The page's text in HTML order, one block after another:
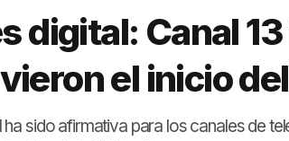
digital: Canal
el inicio
sido afirmativa para los canales de